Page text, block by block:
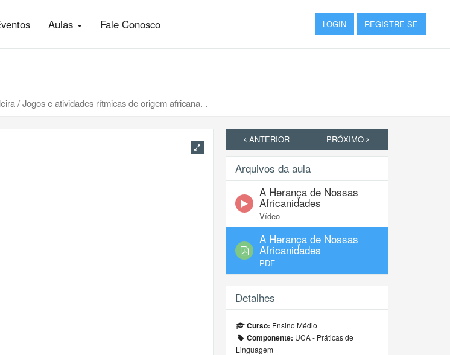
Aulas Fale Conosco LOGIN REGISTRE-SE
/ Jogos e atividades rítmicas de origem africana. .
ANTERIOR PRÓXIMO
Arquivos da aula
A Herança de Nossas
Africanidades
Vídeo
A Herança de Nossas
Africanidades
PDF
Detalhes
Curso: Ensino Médio
Componente: UCA - Práticas de
Linguagem